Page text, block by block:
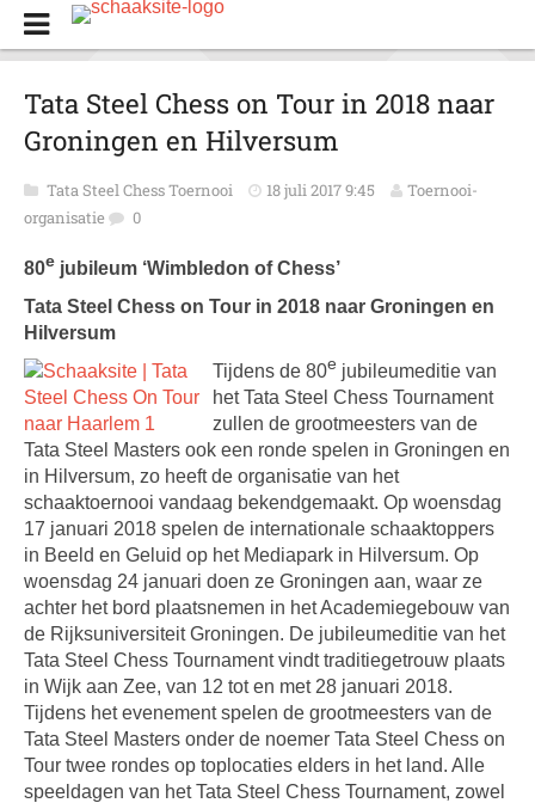
Tata Steel Chess on Tour in 2018 naar
Groningen en Hilversum
Tata Steel Chess Toernooi 18 juli 2017 9:45
Toernooi-
organisatie
0
80e jubileum ‘Wimbledon of Chess’
Tata Steel Chess on Tour in 2018 naar Groningen en
Hilversum
Tijdens de 80e jubileumeditie van
het Tata Steel Chess Tournament
zullen de grootmeesters van de
Tata Steel Masters ook een ronde spelen in Groningen en
in Hilversum, zo heeft de organisatie van het
schaaktoernooi vandaag bekendgemaakt. Op woensdag
17 januari 2018 spelen de internationale schaaktoppers
in Beeld en Geluid op het Mediapark in Hilversum. Op
woensdag 24 januari doen ze Groningen aan, waar ze
achter het bord plaatsnemen in het Academiegebouw van
de Rijksuniversiteit Groningen. De jubileumeditie van het
Tata Steel Chess Tournament vindt traditiegetrouw plaats
in Wijk aan Zee, van 12 tot en met 28 januari 2018.
Tijdens het evenement spelen de grootmeesters van de
Tata Steel Masters onder de noemer Tata Steel Chess on
Tour twee rondes op toplocaties elders in het land. Alle
speeldagen van het Tata Steel Chess Tournament, zowel